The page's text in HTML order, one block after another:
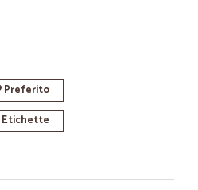
Preferito
Etichette